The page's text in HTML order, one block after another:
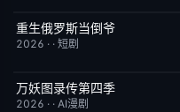
完结
重生俄罗斯当倒爷
2026 · · 短剧
完结
万妖图录传第四季
2026 · · AI漫剧